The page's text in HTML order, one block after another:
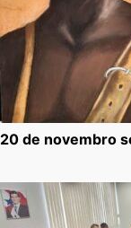
20 de novembro